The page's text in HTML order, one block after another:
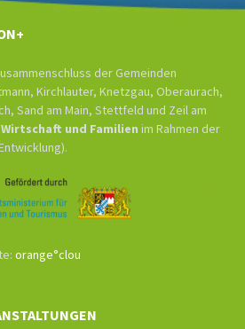
der Gemeinden
Kirchlauter, Knetzgau, Oberaurach,
Sand am Main, Stettfeld und Zeil am
und Familien im Rahmen der
orange°clou